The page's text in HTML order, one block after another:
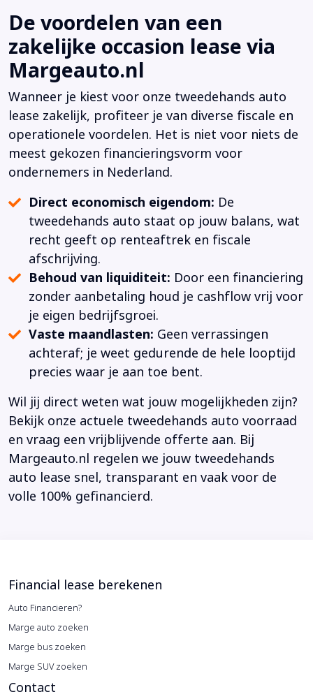
De voordelen van een
zakelijke occasion lease via
Margeauto.nl
Wanneer je kiest voor onze tweedehands auto
lease zakelijk, profiteer je van diverse fiscale en
operationele voordelen. Het is niet voor niets de
meest gekozen financieringsvorm voor
ondernemers in Nederland.
Direct economisch eigendom: De
tweedehands auto staat op jouw balans, wat
recht geeft op renteaftrek en fiscale
afschrijving.
Behoud van liquiditeit: Door een financiering
zonder aanbetaling houd je cashflow vrij voor
je eigen bedrijfsgroei.
Vaste maandlasten: Geen verrassingen
achteraf; je weet gedurende de hele looptijd
precies waar je aan toe bent.
Wil jij direct weten wat jouw mogelijkheden zijn?
Bekijk onze actuele tweedehands auto voorraad
en vraag een vrijblijvende offerte aan. Bij
Margeauto.nl regelen we jouw tweedehands
auto lease snel, transparant en vaak voor de
volle 100% gefinancierd.
Financial lease berekenen
Auto Financieren?
Marge auto zoeken
Marge bus zoeken
Marge SUV zoeken
Contact